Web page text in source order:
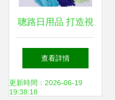
聰路日用品 打造視
覺盛宴，提升店鋪
吸引力
查看詳情
更新時間：2026-06-19
19:38:18